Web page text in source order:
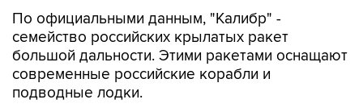
По официальными данным, "Калибр" -
семейство российских крылатых ракет
большой дальности. Этими ракетами оснащают
современные российские корабли и
подводные лодки.